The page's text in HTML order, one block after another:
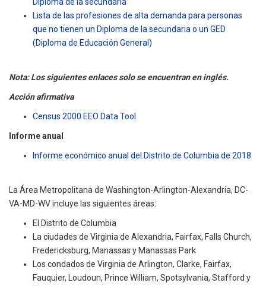
Lista de las profesiones de alta demanda para personas
que no tienen un Diploma de la secundaria o un GED
(Diploma de Educación General)
Nota: Los siguientes enlaces solo se encuentran en inglés.
Acción afirmativa
Census 2000 EEO Data Tool
Informe anual
Informe económico anual del Distrito de Columbia de 2018
La Área Metropolitana de Washington-Arlington-Alexandria, DC-
VA-MD-WV incluye las siguientes áreas:
El Distrito de Columbia
La ciudades de Virginia de Alexandria, Fairfax, Falls Church,
Fredericksburg, Manassas y Manassas Park
Los condados de Virginia de Arlington, Clarke, Fairfax,
Fauquier, Loudoun, Prince William, Spotsylvania, Stafford y